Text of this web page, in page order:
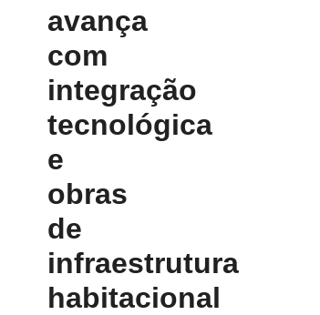
avança
com
integração
tecnológica
e
obras
de
infraestrutura
habitacional